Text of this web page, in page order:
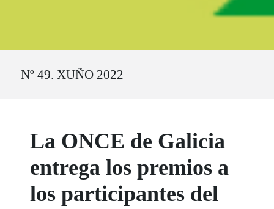
Nº 49. XUÑO 2022
La ONCE de Galicia
entrega los premios a
los participantes del